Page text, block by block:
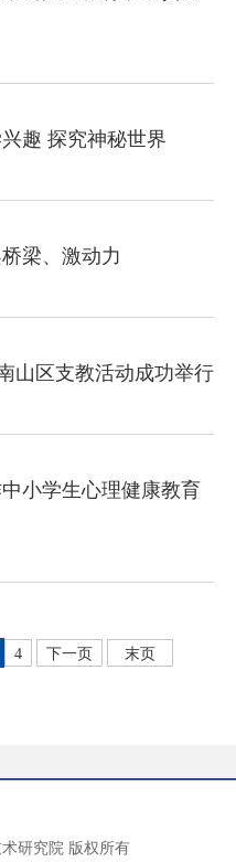
趣 探究神秘世界
梁、激动力
山区支教活动成功举行
小学生心理健康教育
4 下一页 末页
研究院 版权所有